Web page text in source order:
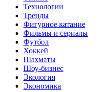
Технологии
Тренды
Фигурное катание
Фильмы и сериалы
Футбол
Хоккей
Шахматы
Шоу-бизнес
Экология
Экономика